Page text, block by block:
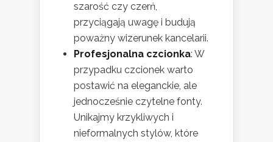
szarość czy czerń,
przyciągają uwagę i budują
poważny wizerunek kancelarii.
Profesjonalna czcionka: W
przypadku czcionek warto
postawić na eleganckie, ale
jednocześnie czytelne fonty.
Unikajmy krzykliwych i
nieformalnych stylów, które